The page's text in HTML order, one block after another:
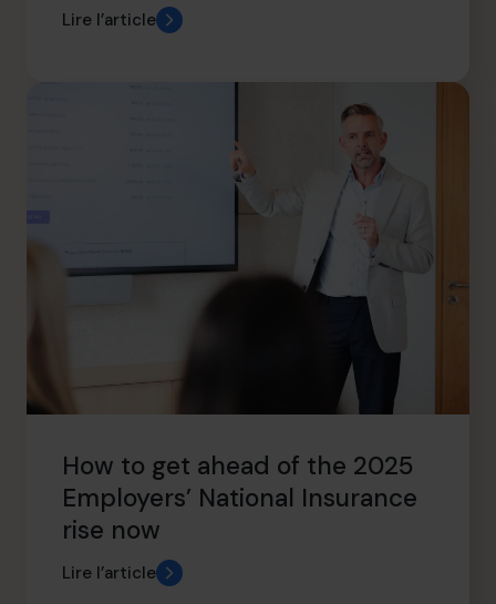
Lire l’article
How to get ahead of the 2025
Employers’ National Insurance
rise now
Lire l’article